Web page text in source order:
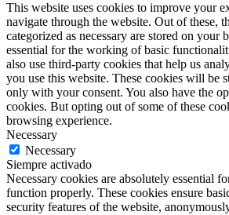
This website uses cookies to improve your
navigate through the website. Out of these,
categorized as necessary are stored on your
essential for the working of basic
also use third-party cookies that help us
you use this website. These cookies will be
only with your consent. You also have the
cookies. But opting out of some of these
browsing experience.
Necessary
Necessary
Siempre activado
Necessary cookies are absolutely essential
function properly. These cookies ensure
security features of the website,